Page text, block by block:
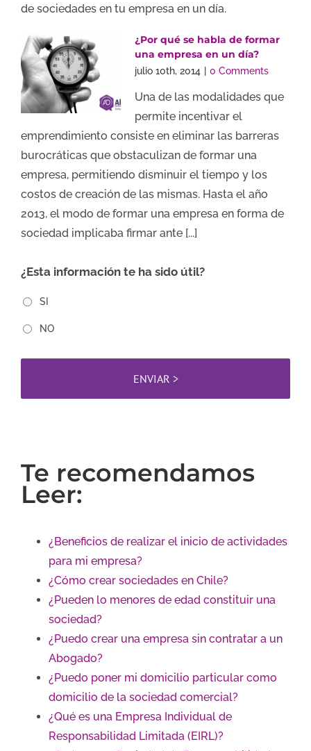
de sociedades en tu empresa en un día.
¿Por qué se habla de formar
una empresa en un día?
julio 10th, 2014 0 Comments
Una de las modalidades que
permite incentivar el
emprendimiento consiste en eliminar las barreras
burocráticas que obstaculizan de formar una
empresa, permitiendo disminuir el tiempo y los
costos de creación de las mismas. Hasta el año
2013, el modo de formar una empresa en forma de
sociedad implicaba firmar ante [...]
¿Esta información te ha sido útil?
SI
NO
Te recomendamos
Leer:
¿Beneficios de realizar el inicio de actividades
para mi empresa?
¿Cómo crear sociedades en Chile?
¿Pueden lo menores de edad constituir una
sociedad?
¿Puedo crear una empresa sin contratar a un
Abogado?
¿Puedo poner mi domicilio particular como
domicilio de la sociedad comercial?
¿Qué es una Empresa Individual de
Responsabilidad Limitada (EIRL)?